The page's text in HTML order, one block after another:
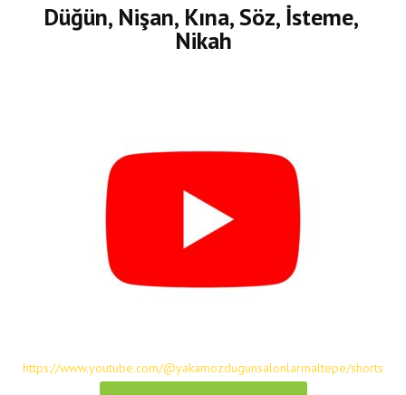
Düğün, Nişan, Kına, Söz, İsteme,
Nikah
https://www.youtube.com/@yakamozdugunsalonlarmaltepe/shorts